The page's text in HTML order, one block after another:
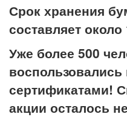
Срок хранения
составляет около
Уже более 500
сертификатами!
акции осталось